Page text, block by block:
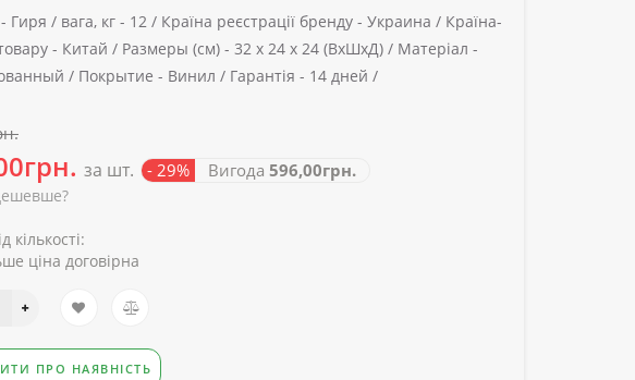
Гиря / вага, кг - 12 / Країна реєстрації бренду - Украина / Країна-
- Китай / Размеры (см) - 32 х 24 х 24 (ВхШхД) / Матеріал -
/ Покрытие - Винил / Гарантія - 14 дней /
за шт. - 29% Вигода 596,00грн.
кількості:
ціна договірна
ПРО НАЯВНІСТЬ